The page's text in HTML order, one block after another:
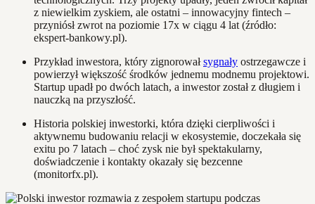
z niewielkim zyskiem, ale ostatni – innowacyjny fintech –
przyniósł zwrot na poziomie 17x w ciągu 4 lat (źródło:
ekspert-bankowy.pl).
Przykład inwestora, który zignorowałsygnały ostrzegawcze i
powierzył większość środków jednemu modnemu projektowi.
Startup upadł po dwóch latach, a inwestor został z długiem i
nauczką na przyszłość.
Historia polskiej inwestorki, która dzięki cierpliwości i
aktywnemu budowaniu relacji w ekosystemie, doczekała się
exitu po 7 latach – choć zysk nie był spektakularny,
doświadczenie i kontakty okazały się bezcenne
(monitorfx.pl).